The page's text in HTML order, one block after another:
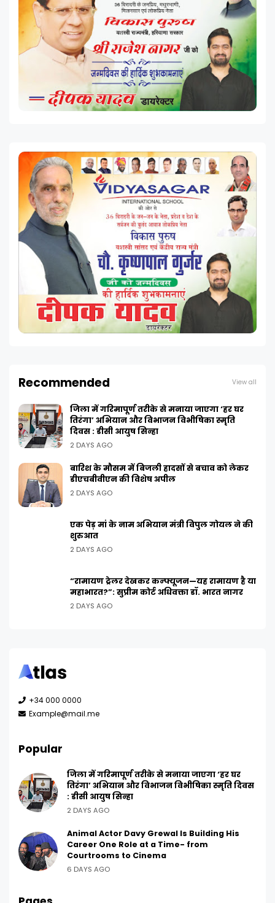
Recommended View all
जिला में गरिमापूर्ण तरीके से मनाया जाएगा ‘हर घर
तिरंगा’ अभियान और विभाजन विभीषिका स्मृति
दिवस : डीसी आयुष सिन्हा
2 DAYS AGO
बारिश के मौसम में बिजली हादसों से बचाव को लेकर
डीएचबीवीएन की विशेष अपील
2 DAYS AGO
एक पेड़ मां के नाम अभियान मंत्री विपुल गोयल ने की
शुरुआत
2 DAYS AGO
“रामायण ट्रेलर देखकर कन्फ्यूजन—यह रामायण है या
महाभारत?”: सुप्रीम कोर्ट अधिवक्ता डॉ. भारत नागर
2 DAYS AGO
+34 000 0000
Example@mail.me
Popular
जिला में गरिमापूर्ण तरीके से मनाया जाएगा ‘हर घर
तिरंगा’ अभियान और विभाजन विभीषिका स्मृति दिवस
: डीसी आयुष सिन्हा
2 DAYS AGO
Animal Actor Davy Grewal Is Building His
Career One Role at a Time- from
Courtrooms to Cinema
6 DAYS AGO